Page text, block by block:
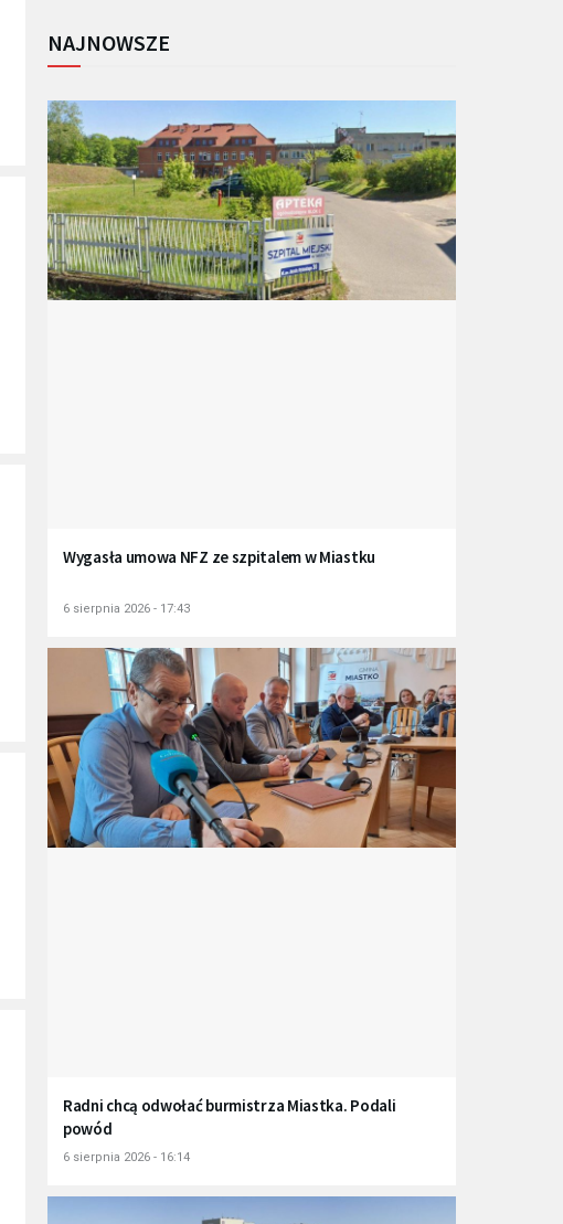
NAJNOWSZE
Wygasła umowa NFZ ze szpitalem w Miastku
6 sierpnia 2026 - 17:43
Radni chcą odwołać burmistrza Miastka. Podali
powód
6 sierpnia 2026 - 16:14